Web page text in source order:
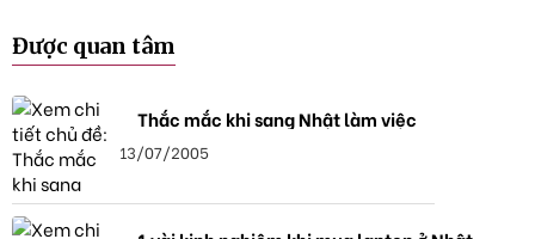
Được quan tâm
Thắc mắc khi sang Nhật làm việc
13/07/2005